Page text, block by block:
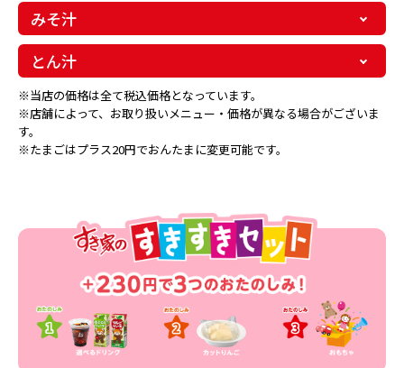
みそ汁
とん汁
※当店の価格は全て税込価格となっています。
※店舗によって、お取り扱いメニュー・価格が異なる場合がございま
す。
※たまごはプラス20円でおんたまに変更可能です。